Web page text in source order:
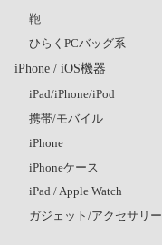
鞄
ひらくPCバッグ系
iPhone / iOS機器
iPad/iPhone/iPod
携帯/モバイル
iPhone
iPhoneケース
iPad / Apple Watch
ガジェット/アクセサリー